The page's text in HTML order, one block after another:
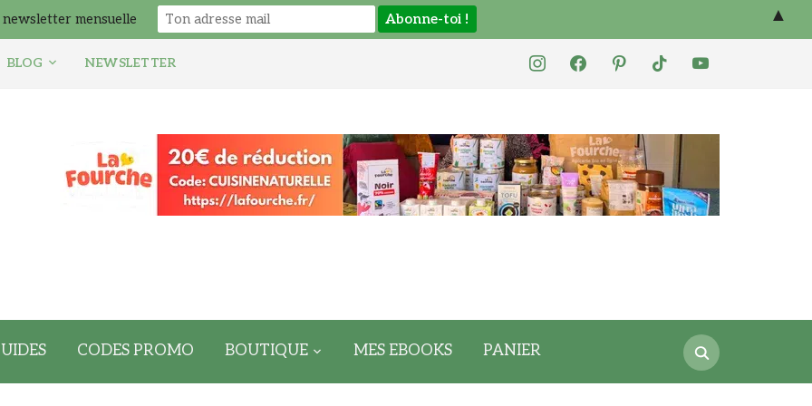
instagramfacebookpinteresttiktok youtube
BLOG NEWSLETTER
Search
for:
CODES PROMO BOUTIQUE MES EBOOKS PANIER
newsletter mensuelle ▲